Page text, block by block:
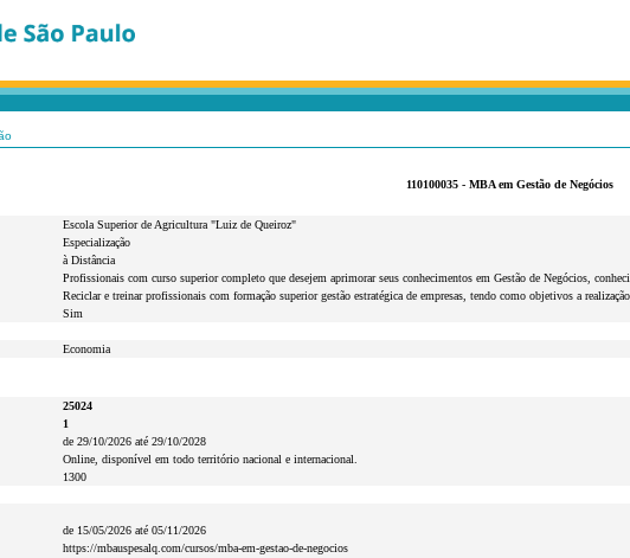
110100035 - MBA em Gestão de Negócios
Escola Superior de Agricultura "Luiz de Queiroz"
Especialização
à Distância
Profissionais com curso superior completo que desejem aprimorar seus conhecimentos em Gestão de Negócios,
Reciclar e treinar profissionais com formação superior gestão estratégica de empresas, tendo como objetivos a
Sim
Economia
25024
1
de 29/10/2026 até 29/10/2028
Online, disponível em todo território nacional e internacional.
1300
de 15/05/2026 até 05/11/2026
https://mbauspesalq.com/cursos/mba-em-gestao-de-negocios